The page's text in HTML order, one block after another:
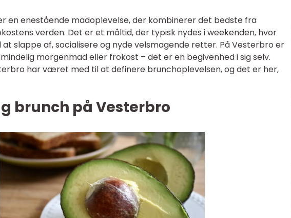
en enestående madoplevelse, der kombinerer det bedste fra
verden. Det er et måltid, der typisk nydes i weekenden, hvor
slappe af, socialisere og nyde velsmagende retter. På Vesterbro er
morgenmad eller frokost – det er en begivenhed i sig selv.
har været med til at definere brunchoplevelsen, og det er her,
brunch på Vesterbro